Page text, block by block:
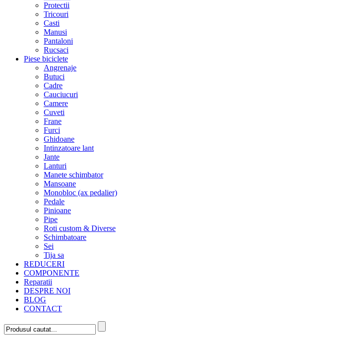
Protectii
Tricouri
Casti
Manusi
Pantaloni
Rucsaci
Piese biciclete
Angrenaje
Butuci
Cadre
Cauciucuri
Camere
Cuveti
Frane
Furci
Ghidoane
Intinzatoare lant
Jante
Lanturi
Manete schimbator
Mansoane
Monobloc (ax pedalier)
Pedale
Pinioane
Pipe
Roti custom & Diverse
Schimbatoare
Sei
Tija sa
REDUCERI
COMPONENTE
Reparatii
DESPRE NOI
BLOG
CONTACT